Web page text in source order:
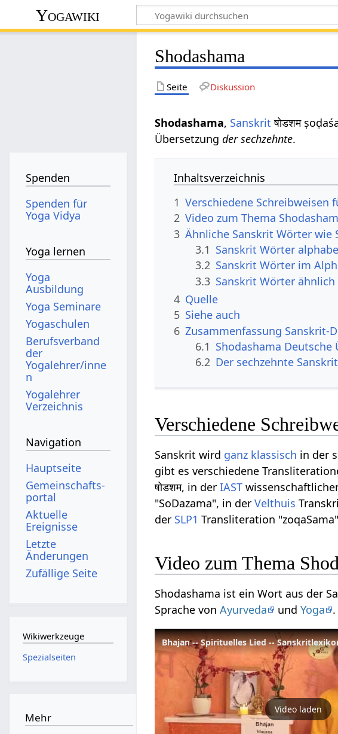
Yogawiki
Shodashama
Seite Diskussion
Shodashama, Sanskrit षोडशम
Übersetzungder sechzehnte.
Inhaltsverzeichnis
1 Verschiedene Schreibweisen
2 Video zum Thema
3 Ähnliche Sanskrit Wörter wie
3.1 Sanskrit Wörter
3.2 Sanskrit Wörter im
3.3 Sanskrit Wörter ähnlich
4 Quelle
5 Siehe auch
6 Zusammenfassung Sanskrit-
6.1 Shodashama Deutsche
6.2 Der sechzehnte
Verschiedene
Sanskrit wird ganz klassisch in der
gibt es verschiedene
षोडशम, in derIAST
"SoDazama", in derVelthuis
der SLP1 Transliteration
Video zum Thema
Shodashama ist ein Wort aus der
Sprache vonAyurveda undYoga
Bhajan -- Spirituelles Lied --
Video laden
Spenden
Spenden für
Yoga Vidya
Yoga lernen
Yoga
Ausbildung
Yoga Seminare
Yogaschulen
Berufsverband
der
Yogalehrer/inne
n
Yogalehrer
Verzeichnis
Navigation
Hauptseite
Gemeinschafts­
portal
Aktuelle
Ereignisse
Letzte
Änderungen
Zufällige Seite
Wikiwerkzeuge
Spezialseiten
Mehr